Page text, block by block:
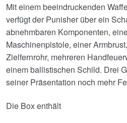
Mit einem beeindruckenden
verfügt der Punisher über ein
abnehmbaren Komponenten,
Maschinenpistole, einer
Zielfernrohr, mehreren
einem ballistischen Schild. Drei
seiner Präsentation noch mehr
Die Box enthält